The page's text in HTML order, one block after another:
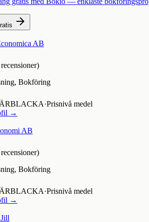
AB
recensioner)
Bokföring
·Prisnivå medel
→
AB
recensioner)
Bokföring
·Prisnivå medel
→